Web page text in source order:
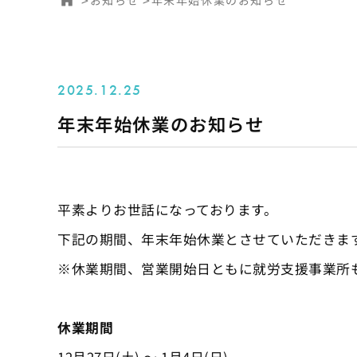
2025.12.25
年末年始休業のお知らせ
平素よりお世話になっております。
下記の期間、年末年始休業とさせていただきま
※休業期間、営業開始日ともに就労支援事業所
休業期間